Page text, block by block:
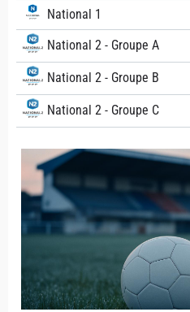
National 1
National 2 - Groupe A
National 2 - Groupe B
National 2 - Groupe C